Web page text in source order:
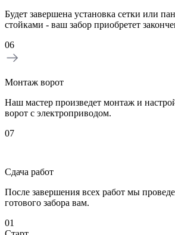
Будет завершена установка сетки или
стойками - ваш забор приобретет
06
Монтаж ворот
Наш мастер произведет монтаж и
ворот с электроприводом.
07
Сдача работ
После завершения всех работ мы
готового забора вам.
01